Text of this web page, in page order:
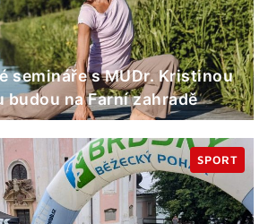
semináře s MUDr. Kristinou
budou na Farní zahradě
SPORT